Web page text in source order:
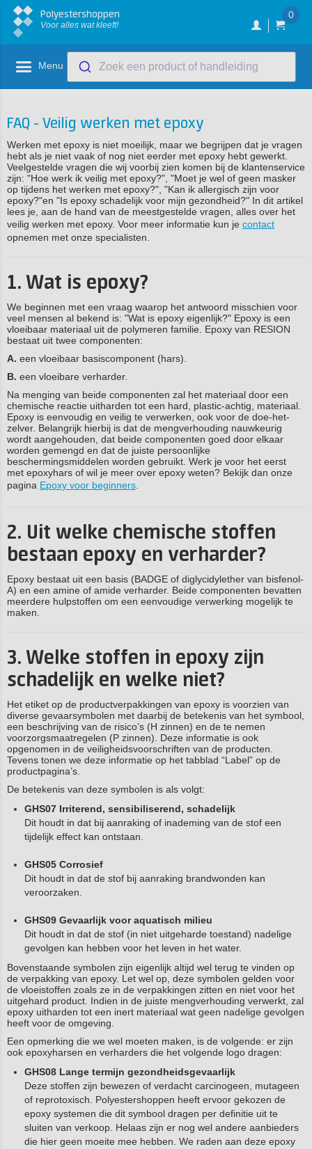
Polyestershoppen
Voor alles wat kleeft!
0
Menu Zoek een product of handleiding
FAQ - Veilig werken met epoxy
Werken met epoxy is niet moeilijk, maar we begrijpen dat je vragen
hebt als je niet vaak of nog niet eerder met epoxy hebt gewerkt.
Veelgestelde vragen die wij voorbij zien komen bij de klantenservice
zijn: "Hoe werk ik veilig met epoxy?", "Moet je wel of geen masker
op tijdens het werken met epoxy?", "Kan ik allergisch zijn voor
epoxy?"en "Is epoxy schadelijk voor mijn gezondheid?" In dit artikel
lees je, aan de hand van de meestgestelde vragen, alles over het
veilig werken met epoxy. Voor meer informatie kun je contact
opnemen met onze specialisten.
1. Wat is epoxy?
We beginnen met een vraag waarop het antwoord misschien voor
veel mensen al bekend is: "Wat is epoxy eigenlijk?" Epoxy is een
vloeibaar materiaal uit de polymeren familie. Epoxy van RESION
bestaat uit twee componenten:
A. een vloeibaar basiscomponent (hars).
B. een vloeibare verharder.
Na menging van beide componenten zal het materiaal door een
chemische reactie uitharden tot een hard, plastic-achtig, materiaal.
Epoxy is eenvoudig en veilig te verwerken, ook voor de doe-het-
zelver. Belangrijk hierbij is dat de mengverhouding nauwkeurig
wordt aangehouden, dat beide componenten goed door elkaar
worden gemengd en dat de juiste persoonlijke
beschermingsmiddelen worden gebruikt. Werk je voor het eerst
met epoxyhars of wil je meer over epoxy weten? Bekijk dan onze
pagina Epoxy voor beginners
2. Uit welke chemische stoffen
bestaan epoxy en verharder?
Epoxy bestaat uit een basis (BADGE of diglycidylether van bisfenol-
A) en een amine of amide verharder. Beide componenten bevatten
meerdere hulpstoffen om een eenvoudige verwerking mogelijk te
maken.
3. Welke stoffen in epoxy zijn
schadelijk en welke niet?
Het etiket op de productverpakkingen van epoxy is voorzien van
diverse gevaarsymbolen met daarbij de betekenis van het symbool,
een beschrijving van de risico’s (H zinnen) en de te nemen
voorzorgsmaatregelen (P zinnen). Deze informatie is ook
opgenomen in de veiligheidsvoorschriften van de producten.
Tevens tonen we deze informatie op het tabblad “Label” op de
productpagina’s.
De betekenis van deze symbolen is als volgt:
GHS07 Irriterend, sensibiliserend, schadelijk
Dit houdt in dat bij aanraking of inademing van de stof een
tijdelijk effect kan ontstaan.
GHS05 Corrosief
Dit houdt in dat de stof bij aanraking brandwonden kan
veroorzaken.
GHS09 Gevaarlijk voor aquatisch milieu
Dit houdt in dat de stof (in niet uitgeharde toestand) nadelige
gevolgen kan hebben voor het leven in het water.
Bovenstaande symbolen zijn eigenlijk altijd wel terug te vinden op
de verpakking van epoxy. Let wel op, deze symbolen gelden voor
de vloeistoffen zoals ze in de verpakkingen zitten en niet voor het
uitgehard product. Indien in de juiste mengverhouding verwerkt, zal
epoxy uitharden tot een inert materiaal wat geen nadelige gevolgen
heeft voor de omgeving.
Een opmerking die we wel moeten maken, is de volgende: er zijn
ook epoxyharsen en verharders die het volgende logo dragen:
GHS08 Lange termijn gezondheidsgevaarlijk
Deze stoffen zijn bewezen of verdacht carcinogeen, mutageen
of reprotoxisch. Polyestershoppen heeft ervoor gekozen de
epoxy systemen die dit symbool dragen per definitie uit te
sluiten van verkoop. Helaas zijn er nog wel andere aanbieders
die hier geen moeite mee hebben. We raden aan deze epoxy